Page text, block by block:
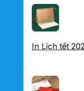
In Lịch tết